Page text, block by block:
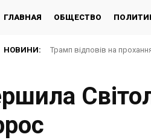
ГЛАВНАЯ ОБЩЕСТВО
НОВИНИ: Трамп відповів на